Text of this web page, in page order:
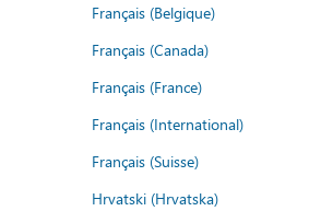
Français (Belgique)
Français (Canada)
Français (France)
Français (International)
Français (Suisse)
Hrvatski (Hrvatska)